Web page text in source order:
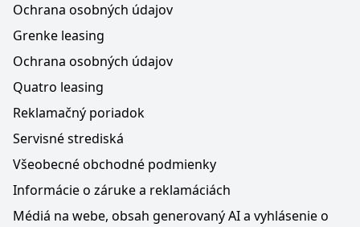
Ochrana osobných údajov
Grenke leasing
Ochrana osobných údajov
Quatro leasing
Reklamačný poriadok
Servisné strediská
Všeobecné obchodné podmienky
Informácie o záruke a reklamáciách
Médiá na webe, obsah generovaný AI a vyhlásenie o